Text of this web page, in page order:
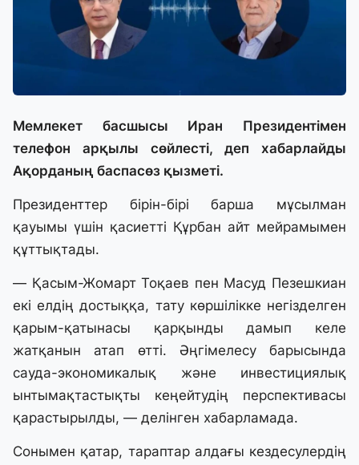
Мемлекет басшысы Иран Президентімен
телефон арқылы сөйлесті, деп хабарлайды
Ақорданың баспасөз қызметі.
Президенттер бірін-бірі барша мұсылман
қауымы үшін қасиетті Құрбан айт мейрамымен
құттықтады.
— Қасым-Жомарт Тоқаев пен Масуд Пезешкиан
екі елдің достыққа, тату көршілікке негізделген
қарым-қатынасы қарқынды дамып келе
жатқанын атап өтті. Әңгімелесу барысында
сауда-экономикалық және инвестициялық
ынтымақтастықты кеңейтудің перспективасы
қарастырылды, — делінген хабарламада.
Сонымен қатар, тараптар алдағы кездесулердің